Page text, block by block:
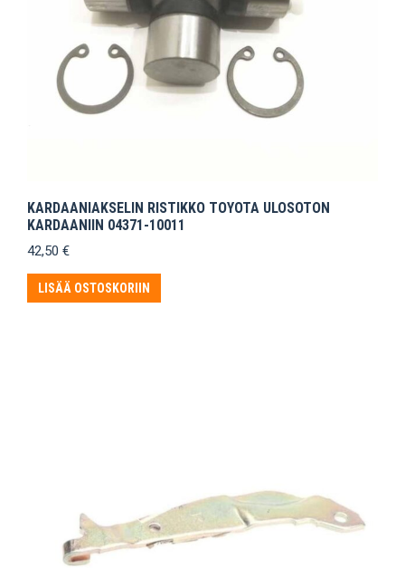
KARDAANIAKSELIN RISTIKKO TOYOTA ULOSOTON
KARDAANIIN 04371-10011
42,50 €
LISÄÄ OSTOSKORIIN